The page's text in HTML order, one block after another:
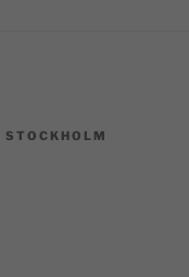
STOCKHOLM